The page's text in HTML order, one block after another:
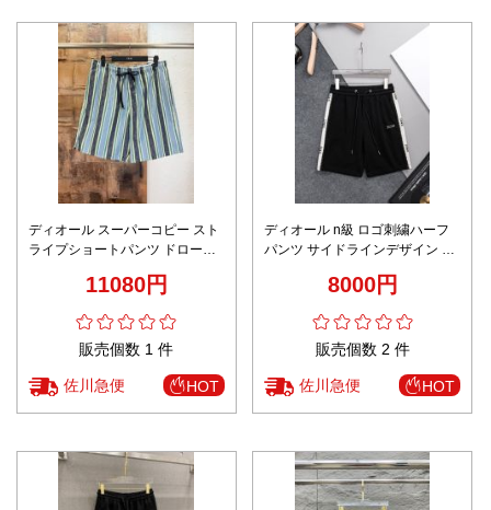
ディオール スーパーコピー スト
ライプショートパンツ ドロース
11080円
販売個数 1 件
佐川急便 HOT
ディオール n級 ロゴ刺繍ハーフ
パンツ サイドラインデザイン 通
8000円
販売個数 2 件
佐川急便 HOT